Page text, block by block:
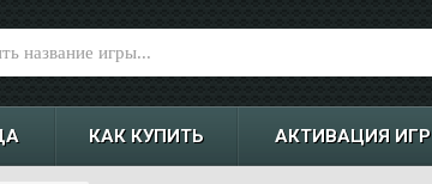
КАК КУПИТЬ АКТИВАЦИЯ ИГР